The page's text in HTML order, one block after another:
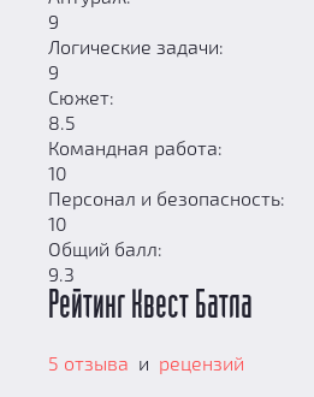
9
Логические задачи:
9
Сюжет:
8.5
Командная работа:
10
Персонал и безопасность:
10
Общий балл:
9.3
Рейтинг Квест Батла
5 отзыва и рецензий